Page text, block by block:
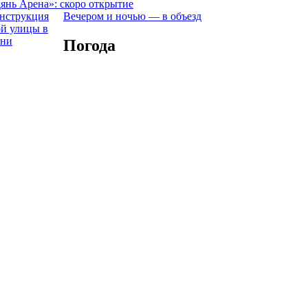
Арена»: скоро открытие
Вечером и ночью — в объезд
Погода